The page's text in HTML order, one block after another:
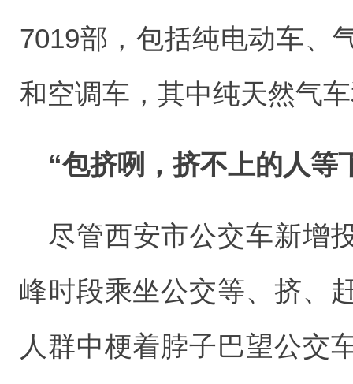
7019部，包括纯电动车、
和空调车，其中纯天然气
“包挤咧，挤不上的人等
尽管西安市公交车新增
峰时段乘坐公交等、挤、
人群中梗着脖子巴望公交